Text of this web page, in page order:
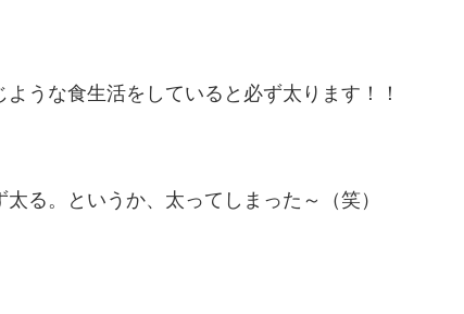
うな食生活をしていると必ず太ります！！
る。というか、太ってしまった～（笑）